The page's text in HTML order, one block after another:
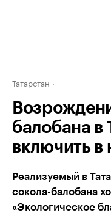
Татарстан
балобана в
включить в
Реализуемый в
сокола-балобана
«Экологическое